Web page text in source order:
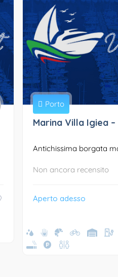
Porto
Marina Villa Igiea
Antichissima borgata
Non ancora recensito
Aperto adesso